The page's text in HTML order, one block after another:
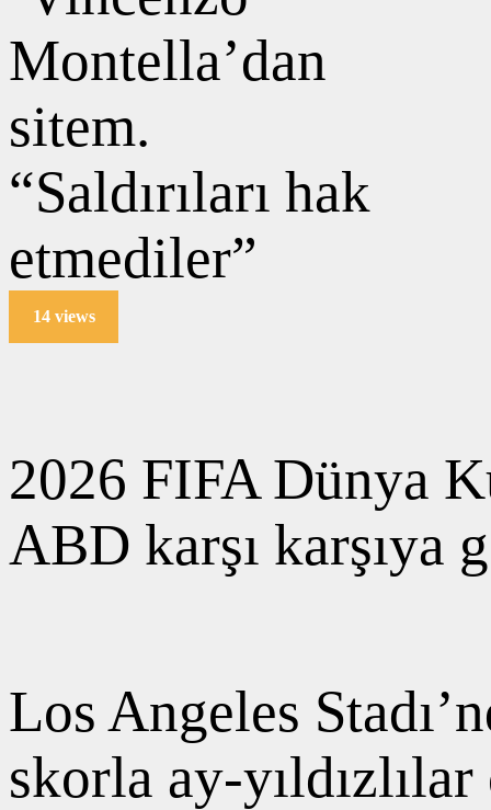
14 views
2026 FIFA Dünya
ABD karşı karşıya
Los Angeles
skorla ay-